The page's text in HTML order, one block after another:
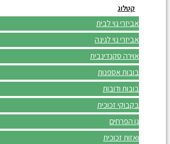
קטלוג
אביזרי נוי לבית
אביזרי נוי לגינה
אוירה סקנדינבית
בובות אספנות
בובות ודובות
בקבוקי זכוכית
גן הפרחים
ואזות זכוכית